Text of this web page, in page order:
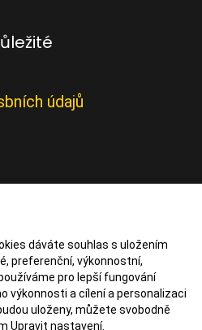
údajů
dáváte souhlas s uložením
preferenční, výkonnostní,
pro lepší fungování
výkonnosti a cílení a personalizaci
uloženy, můžete svobodně
Upravit nastavení.